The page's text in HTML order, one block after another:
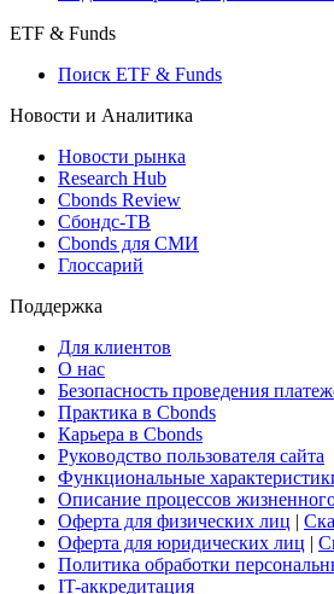
Макроэкономика
Виджет: Карта процентных
ETF & Funds
Поиск ETF & Funds
Новости и Аналитика
Новости рынка
Research Hub
Сбондс-ТВ
Глоссарий
Поддержка
Для клиентов
О нас
Безопасность проведения
Практика в Cbonds
Карьера в Cbonds
Руководство пользователя сайта
Функциональные
Описание процессов жизненного